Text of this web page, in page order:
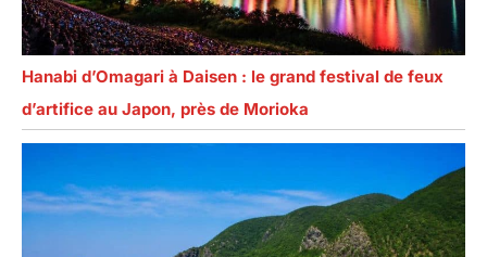
Hanabi d’Omagari à Daisen : le grand festival de feux
d’artifice au Japon, près de Morioka